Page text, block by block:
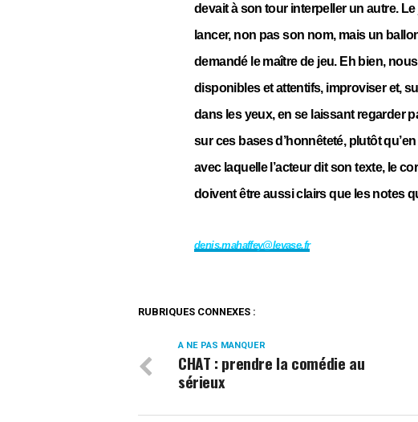
devait à son tour interpeller un autre.
lancer, non pas son nom, mais un
demandé le maître de jeu. Eh bien,
disponibles et attentifs, improviser et,
dans les yeux, en se laissant regarder
sur ces bases d’honnêteté, plutôt
avec laquelle l’acteur dit son texte, le
doivent être aussi clairs que les notes
denis.mahaffey@levase.fr
RUBRIQUES CONNEXES :
A NE PAS MANQUER
CHAT : prendre la comédie au
sérieux